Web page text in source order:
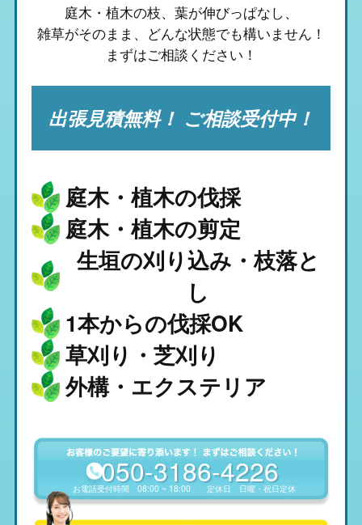
庭木・植木の枝、葉が伸びっぱなし、
雑草がそのまま、 どんな状態でも構いません！
まずはご相談ください！
出張見積無料！ ご相談受付中！
庭木・植木の伐採
1本からの伐採OK
庭木・植木の剪定
草刈り・芝刈り
生垣の刈り込み・枝落と
し
外構・エクステリア
050-3186-4226
お電話受付時間08:00 ~ 18:00 定休日 日曜・祝日定休